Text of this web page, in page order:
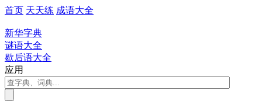
首页 天天练 成语大全
新华字典
谜语大全
歇后语大全
应用